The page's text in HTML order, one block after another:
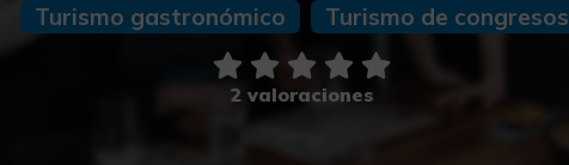
Turismo gastronómico Turismo de congresos
2 valoraciones